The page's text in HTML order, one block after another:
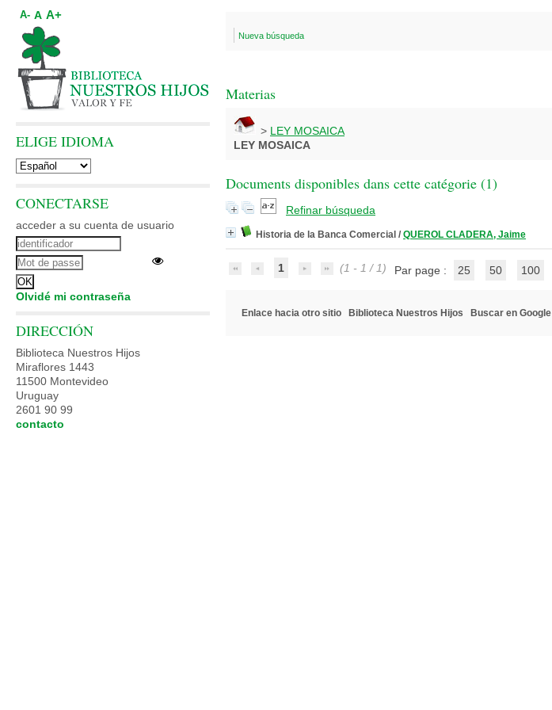
Nueva búsqueda
Materias
> LEY MOSAICA
LEY MOSAICA
Documents disponibles dans cette catégorie (1)
Refinar búsqueda
Historia de la Banca Comercial / QUEROL CLADERA, Jaime
1 (1 - 1 / 1) Par page : 25 50 100
Enlace hacia otro sitio Biblioteca Nuestros Hijos Buscar en Google
A- A A+
ELIGE IDIOMA
CONECTARSE
acceder a su cuenta de usuario
Olvidé mi contraseña
DIRECCIÓN
Biblioteca Nuestros Hijos
Miraflores 1443
11500 Montevideo
Uruguay
2601 90 99
contacto